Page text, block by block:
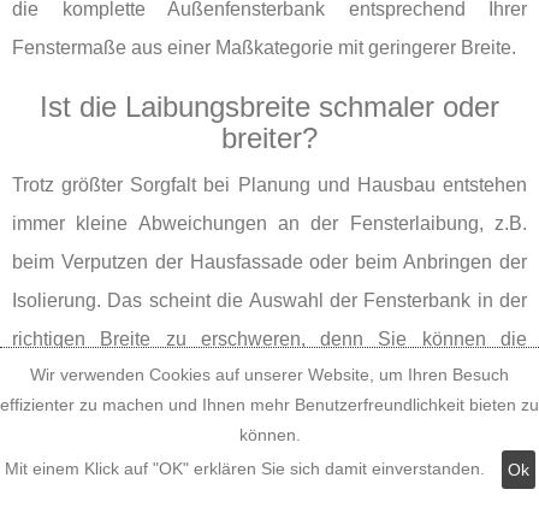
die komplette Außenfensterbank entsprechend Ihrer
Fenstermaße aus einer Maßkategorie mit geringerer Breite.
Ist die Laibungsbreite schmaler oder
breiter?
Trotz größter Sorgfalt bei Planung und Hausbau entstehen
immer kleine Abweichungen an der Fensterlaibung, z.B.
beim Verputzen der Hausfassade oder beim Anbringen der
Isolierung. Das scheint die Auswahl der Fensterbank in der
richtigen Breite zu erschweren, denn Sie können die
kompletten Außenfensterbänke in der Leibungsbreite weder
kürzen noch verlängern - nur in der Leibungstiefe an die
Maße Ihrer Fensterlaibungstiefen anpassen. Genau das
haben wir beim Entwerfen und Planen unserer Alu
Wir verwenden Cookies auf unserer Website, um Ihren Besuch
effizienter zu machen und Ihnen mehr Benutzerfreundlichkeit bieten zu
können.
Mit einem Klick auf "OK" erklären Sie sich damit einverstanden.
Ok